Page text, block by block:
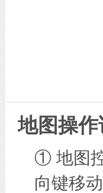
地图操作
① 地图
向键移